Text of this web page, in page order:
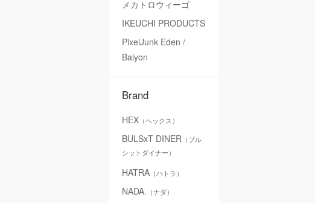
メカトロウィーゴ
IKEUCHI PRODUCTS
PixelJunk Eden /
Baiyon
Brand
HEX （ヘックス）
BULSxT DINER （ブル
シットダイナー）
HATRA （ハトラ）
NADA. （ナダ）